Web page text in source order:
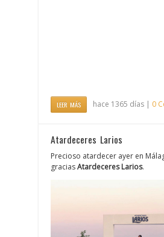
LEER MÁS hace 1365 días | 0
Atardeceres Larios
Precioso atardecer ayer en
graciasAtardeceres Larios.